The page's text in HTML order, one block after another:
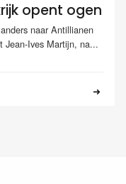
opent ogen
naar Antillianen
Jean-Ives Martijn, na...